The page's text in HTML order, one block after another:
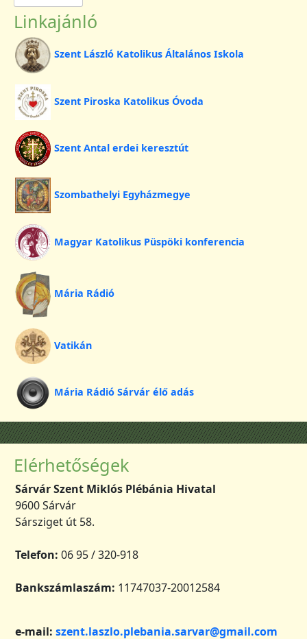
Linkajánló
Szent László Katolikus Általános Iskola
Szent Piroska Katolikus Óvoda
Szent Antal erdei keresztút
Szombathelyi Egyházmegye
Magyar Katolikus Püspöki konferencia
Mária Rádió
Vatikán
Mária Rádió Sárvár élő adás
Elérhetőségek
Sárvár Szent Miklós Plébánia Hivatal
9600 Sárvár
Sársziget út 58.
Telefon: 06 95 / 320-918
Bankszámlaszám: 11747037-20012584
e-mail: szent.laszlo.plebania.sarvar@gmail.com